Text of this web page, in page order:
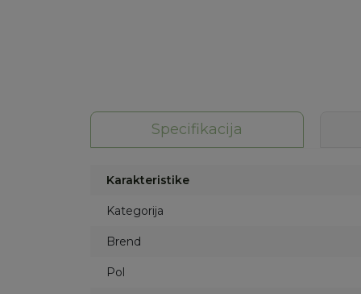
Specifikacija
Karakteristike
Kategorija
Brend
Pol